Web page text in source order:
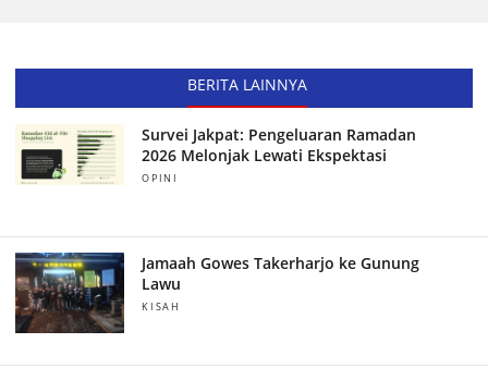
BERITA LAINNYA
Survei Jakpat: Pengeluaran Ramadan
2026 Melonjak Lewati Ekspektasi
OPINI
Jamaah Gowes Takerharjo ke Gunung
Lawu
KISAH